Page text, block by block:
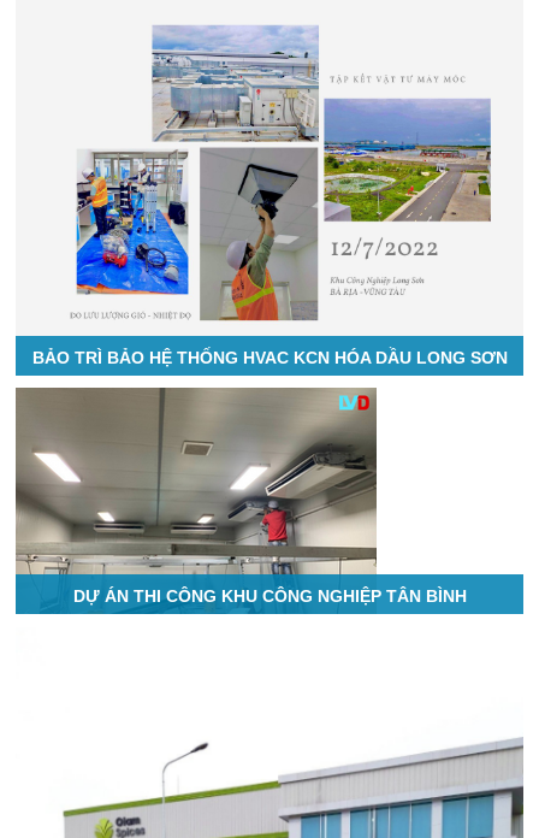
BẢO TRÌ BẢO HỆ THỐNG HVAC KCN HÓA DẦU LONG SƠN
DỰ ÁN THI CÔNG KHU CÔNG NGHIỆP TÂN BÌNH